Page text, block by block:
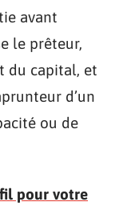
avant
le prêteur,
du capital, et
d’un
ou de
pour votre